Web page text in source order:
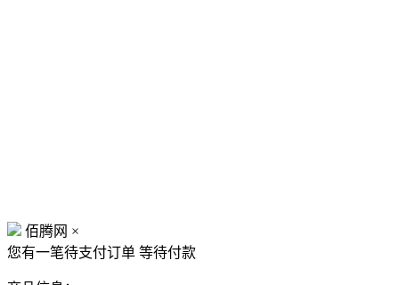
佰腾网 ×
您有一笔待支付订单 等待付款